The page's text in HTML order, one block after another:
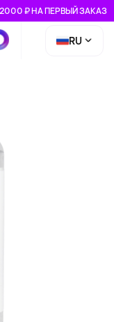
₽ НА ПЕРВЫЙ ЗАКАЗ
RU